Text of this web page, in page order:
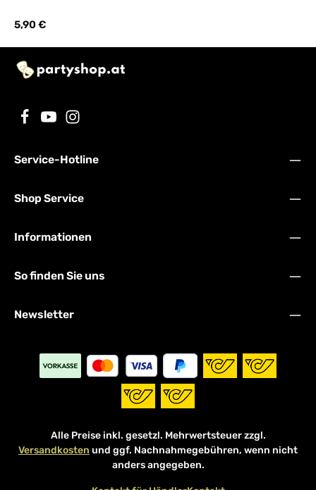
Regulärer Preis:
5,90 €
Service-Hotline
Shop Service
Informationen
So finden Sie uns
Newsletter
Alle Preise inkl. gesetzl. Mehrwertsteuer zzgl.
Versandkosten und ggf. Nachnahmegebühren, wenn nicht
anders angegeben.